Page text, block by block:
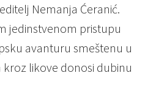
Nemanja Ćeranić.
jedinstvenom pristupu
avanturu smeštenu u
likove donosi dubinu